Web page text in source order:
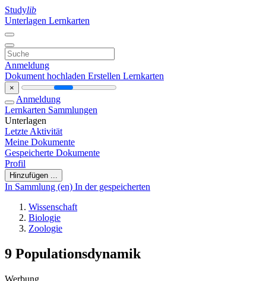
Studylib
Unterlagen Lernkarten
Anmeldung
Dokument hochladen Erstellen Lernkarten
×
Anmeldung
Lernkarten Sammlungen
Unterlagen
Letzte Aktivität
Meine Dokumente
Gespeicherte Dokumente
Profil
Hinzufügen ...
In Sammlung (en) In der gespeicherten
Wissenschaft
Biologie
Zoologie
9 Populationsdynamik
Werbung